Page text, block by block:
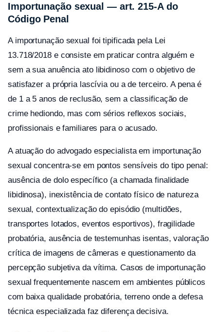
Importunação sexual — art. 215-A do
Código Penal
A importunação sexual foi tipificada pela Lei
13.718/2018 e consiste em praticar contra alguém e
sem a sua anuência ato libidinoso com o objetivo de
satisfazer a própria lascívia ou a de terceiro. A pena é
de 1 a 5 anos de reclusão, sem a classificação de
crime hediondo, mas com sérios reflexos sociais,
profissionais e familiares para o acusado.
A atuação do advogado especialista em importunação
sexual concentra-se em pontos sensíveis do tipo penal:
ausência de dolo específico (a chamada finalidade
libidinosa), inexistência de contato físico de natureza
sexual, contextualização do episódio (multidões,
transportes lotados, eventos esportivos), fragilidade
probatória, ausência de testemunhas isentas, valoração
crítica de imagens de câmeras e questionamento da
percepção subjetiva da vítima. Casos de importunação
sexual frequentemente nascem em ambientes públicos
com baixa qualidade probatória, terreno onde a defesa
técnica especializada faz diferença decisiva.